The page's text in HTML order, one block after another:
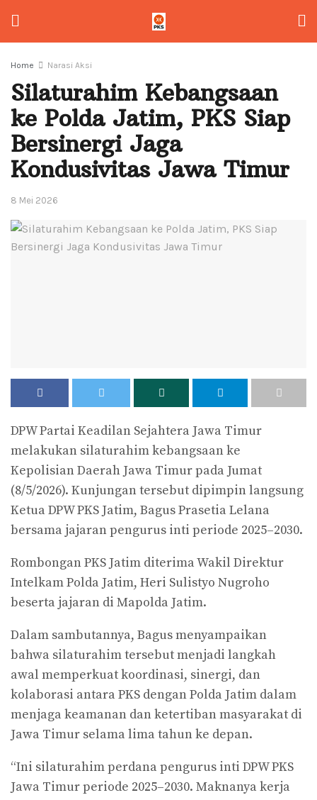
Home Narasi Aksi
Silaturahim Kebangsaan
ke Polda Jatim, PKS Siap
Bersinergi Jaga
Kondusivitas Jawa Timur
8 Mei 2026
DPW Partai Keadilan Sejahtera Jawa Timur
melakukan silaturahim kebangsaan ke
Kepolisian Daerah Jawa Timur pada Jumat
(8/5/2026). Kunjungan tersebut dipimpin langsung
Ketua DPW PKS Jatim, Bagus Prasetia Lelana
bersama jajaran pengurus inti periode 2025–2030.
Rombongan PKS Jatim diterima Wakil Direktur
Intelkam Polda Jatim, Heri Sulistyo Nugroho
beserta jajaran di Mapolda Jatim.
Dalam sambutannya, Bagus menyampaikan
bahwa silaturahim tersebut menjadi langkah
awal memperkuat koordinasi, sinergi, dan
kolaborasi antara PKS dengan Polda Jatim dalam
menjaga keamanan dan ketertiban masyarakat di
Jawa Timur selama lima tahun ke depan.
“Ini silaturahim perdana pengurus inti DPW PKS
Jawa Timur periode 2025–2030. Maknanya kerja